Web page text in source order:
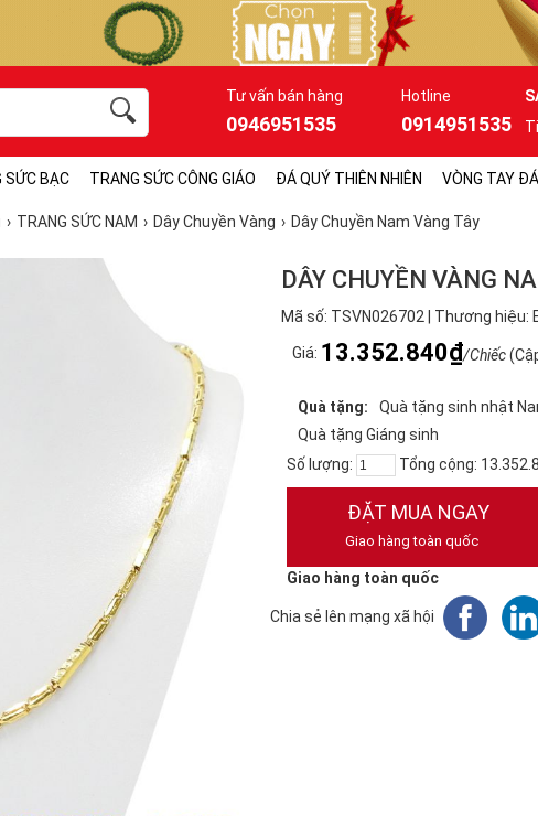
Tư vấn bán hàng
0946951535
Hotline
0914951535
SỨC BẠC TRANG SỨC CÔNG GIÁO ĐÁ QUÝ THIÊN NHIÊN VÒNG TAY ĐÁ
TRANG SỨC NAM Dây Chuyền Vàng Dây Chuyền Nam Vàng Tây
DÂY CHUYỀN VÀNG
Mã số: TSVN026702 | Thương hiệu:
Giá: 13.352.840₫/Chiếc
Quà tặng: Quà tặng sinh nhật
Quà tặng Giáng sinh
Số lượng:
Tổng cộng:
ĐẶT MUA NGAY
Giao hàng toàn quốc
Giao hàng toàn quốc
Chia sẻ lên mạng xã hội